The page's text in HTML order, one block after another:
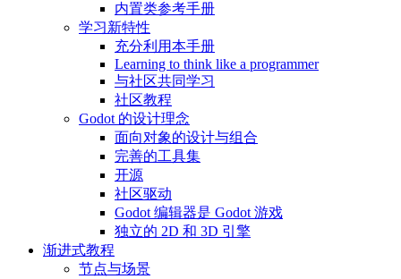
内置类参考手册
学习新特性
充分利用本手册
Learning to think like a programmer
与社区共同学习
社区教程
Godot 的设计理念
面向对象的设计与组合
完善的工具集
开源
社区驱动
Godot 编辑器是 Godot 游戏
独立的 2D 和 3D 引擎
渐进式教程
节点与场景